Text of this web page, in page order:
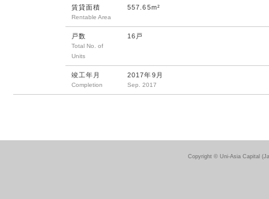
賃貸面積
Rentable Area
557.65m²
戸数
Total No. of
Units
16戸
竣工年月
Completion
2017年9月
Sep. 2017
Copyright © Uni-Asia Capital